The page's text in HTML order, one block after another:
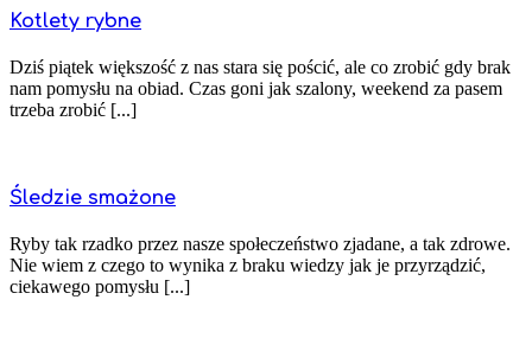
Kotlety rybne
Dziś piątek większość z nas stara się pościć, ale co zrobić gdy brak
nam pomysłu na obiad. Czas goni jak szalony, weekend za pasem
trzeba zrobić [...]
Śledzie smażone
Ryby tak rzadko przez nasze społeczeństwo zjadane, a tak zdrowe.
Nie wiem z czego to wynika z braku wiedzy jak je przyrządzić,
ciekawego pomysłu [...]